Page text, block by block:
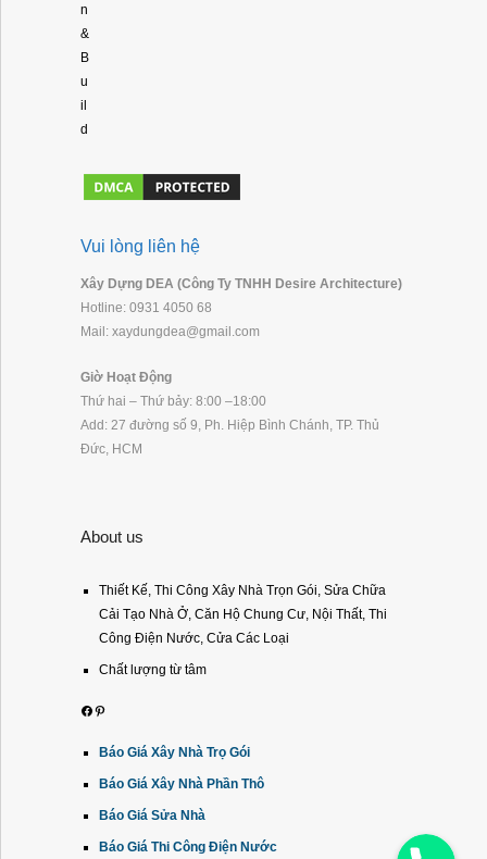
n
&
B
u
il
d
Vui lòng liên hệ
Xây Dựng DEA (Công Ty TNHH Desire Architecture)
Hotline: 0931 4050 68
Mail: xaydungdea@gmail.com
Giờ Hoạt Động
Thứ hai – Thứ bảy: 8:00 –18:00
Add: 27 đường số 9, Ph. Hiệp Bình Chánh, TP. Thủ
Đức, HCM
About us
Thiết Kế, Thi Công Xây Nhà Trọn Gói, Sửa Chữa
Cải Tạo Nhà Ở, Căn Hộ Chung Cư, Nội Thất, Thi
Công Điện Nước, Cửa Các Loại
Chất lượng từ tâm
Facebook
Pinterest
Báo Giá Xây Nhà Trọ Gói
Báo Giá Xây Nhà Phần Thô
Báo Giá Sửa Nhà
Báo Giá Thi Công Điện Nước
Phone